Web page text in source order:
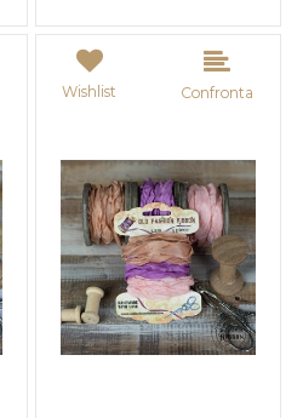
Wishlist Confronta